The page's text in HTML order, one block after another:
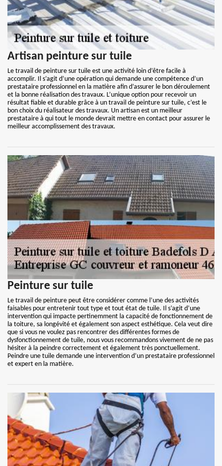
Artisan peinture sur tuile
Le travail de peinture sur tuile est une activité loin d’être facile à
accomplir. Il s’agit d’une opération qui demande une compétence d’un
prestataire professionnel en la matière afin d’assurer le bon déroulement
et la bonne réalisation des travaux. L’unique option pour recevoir un
résultat fiable et durable grâce à un travail de peinture sur tuile, c’est le
bon choix du réalisateur des travaux. Un artisan est un meilleur
prestataire à qui tout le monde devrait mettre en contact pour assurer le
meilleur accomplissement des travaux.
Peinture sur tuile
Le travail de peinture peut être considérer comme l’une des activités
faisables pour entretenir tout type et tout état de tuile. Il s’agit d’une
intervention qui impacte pertinemment la capacité de fonctionnement de
la toiture, sa longévité et également son aspect esthétique. Cela veut dire
que si vous ne voulez pas rencontrer des différentes formes de
dysfonctionnement de tuile, nous vous recommandons vivement de ne pas
hésiter à la peindre correctement et également très ponctuellement.
Peindre une tuile demande une intervention d’un prestataire professionnel
et expert en la matière.